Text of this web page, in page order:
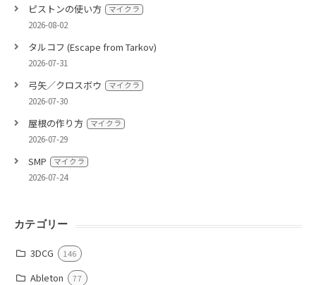
ピストンの使い方 マイクラ
2026-08-02
タルコフ (Escape from Tarkov)
2026-07-31
弓矢／クロスボウ マイクラ
2026-07-30
屋根の作り方 マイクラ
2026-07-29
SMP マイクラ
2026-07-24
カテゴリー
3DCG 146
Ableton 77